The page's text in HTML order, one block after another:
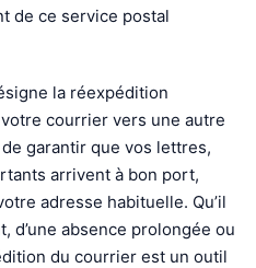
de ce service postal
la réexpédition
courrier vers une autre
garantir que vos lettres,
arrivent à bon port,
adresse habituelle. Qu’il
d’une absence prolongée ou
du courrier est un outil